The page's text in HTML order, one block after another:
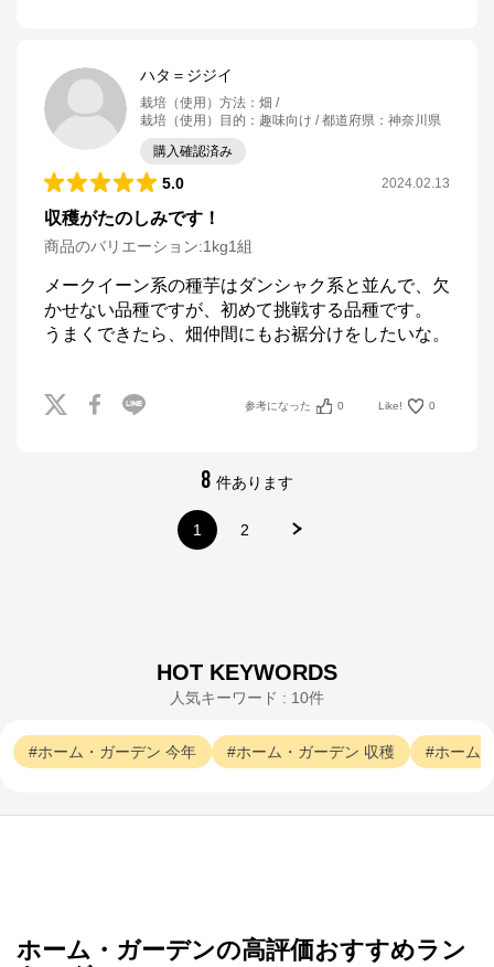
ハタ＝ジジイ
栽培（使用）方法 ： 畑
栽培（使用）目的 ： 趣味向け 都道府県 ： 神奈川県
購入確認済み
5.0 2024.02.13
収穫がたのしみです！
商品のバリエーション:1kg1組
メークイーン系の種芋はダンシャク系と並んで、欠
かせない品種ですが、初めて挑戦する品種です。
うまくできたら、畑仲間にもお裾分けをしたいな。
参考になった 0 Like! 0
8 件あります
1 2
HOT KEYWORDS
人気キーワード : 10件
ホーム・ガーデン 今年 ホーム・ガーデン 収穫 ホーム
ホーム・ガーデンの高評価おすすめラン
公式ECサイト